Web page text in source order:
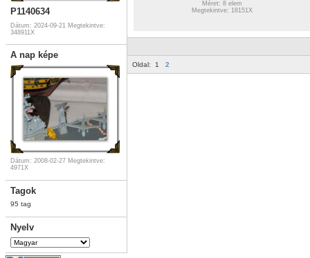
P1140634
Dátum: 2024-09-21 Megtekintve:
348911X
A nap képe
Dátum: 2008-02-27 Megtekintve:
4971X
Tagok
95 tag
Nyelv
Méret: 8 elem
Megtekintve: 18151X
Oldal: 1 2